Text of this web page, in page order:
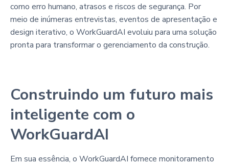
como erro humano, atrasos e riscos de segurança. Por
meio de inúmeras entrevistas, eventos de apresentação e
design iterativo, o WorkGuardAI evoluiu para uma solução
pronta para transformar o gerenciamento da construção.
Construindo um futuro mais
inteligente com o
WorkGuardAI
Em sua essência, o WorkGuardAI fornece monitoramento